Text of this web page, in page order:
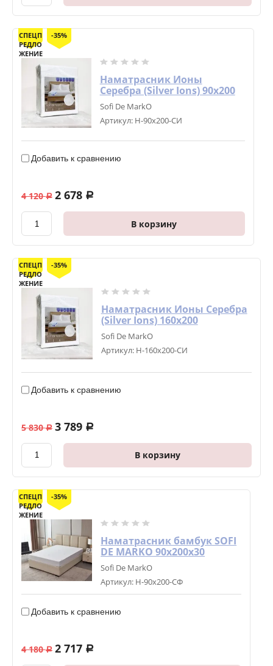
СПЕЦП
РЕДЛО
ЖЕНИЕ
-35%
Наматрасник Ионы
Серебра (Silver Ions) 90х200
Sofi De MarkO
Артикул:Н-90х200-СИ
Добавить к сравнению
4 120 a 2 678 a
В корзину
СПЕЦП
РЕДЛО
ЖЕНИЕ
-35%
Наматрасник Ионы Серебра
(Silver Ions) 160х200
Sofi De MarkO
Артикул:Н-160х200-СИ
Добавить к сравнению
5 830 a 3 789 a
В корзину
СПЕЦП
РЕДЛО
ЖЕНИЕ
-35%
Наматрасник бамбук SOFI
DE MARKO 90х200х30
Sofi De MarkO
Артикул: Н-90х200-СФ
Добавить к сравнению
4 180 a 2 717 a